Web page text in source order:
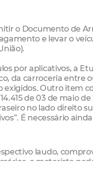
o Documento de
e levar o
por aplicativos, a
da carroceria entre
Outro item
de 03 de maio
no lado direito
É necessário
laudo,
o motorista